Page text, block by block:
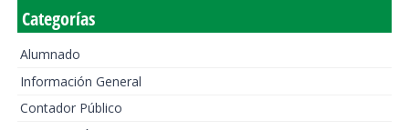
Categorías
Alumnado
Información General
Contador Público